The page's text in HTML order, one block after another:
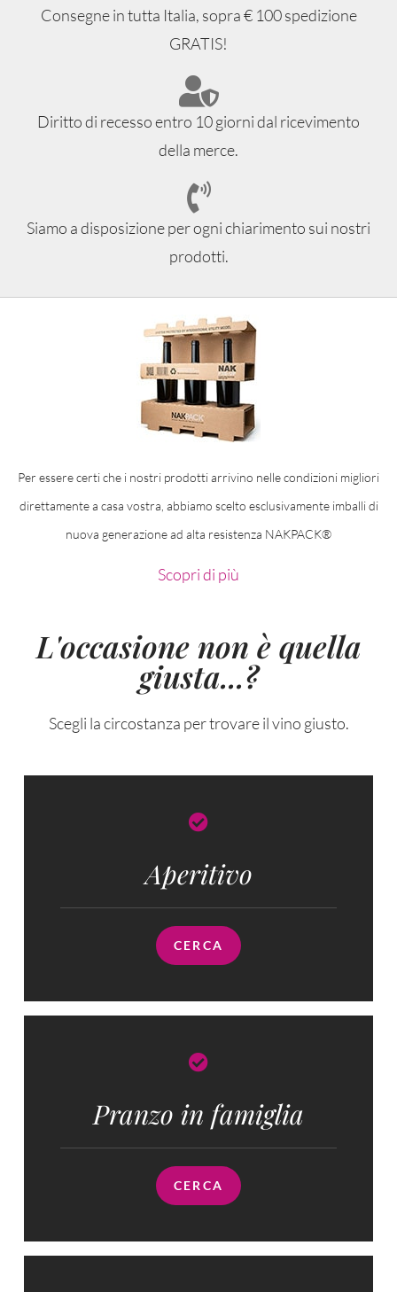
Consegne in tutta Italia, sopra € 100 spedizione
GRATIS!
Diritto di recesso entro 10 giorni dal ricevimento
della merce.
Siamo a disposizione per ogni chiarimento sui nostri
prodotti.
Per essere certi che i nostri prodotti arrivino nelle condizioni migliori
direttamente a casa vostra, abbiamo scelto esclusivamente imballi di
nuova generazione ad alta resistenza NAKPACK®
Scopri di più
L'occasione non è quella
giusta...?
Scegli la circostanza per trovare il vino giusto.
Aperitivo
CERCA
Pranzo in famiglia​
CERCA